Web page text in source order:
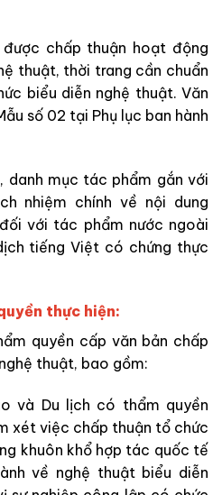
chấp thuận hoạt động
thuật, thời trang cần chuẩn
biểu diễn nghệ thuật. Văn
số 02 tại Phụ lục ban hành
danh mục tác phẩm gắn với
nhiệm chính về nội dung
với tác phẩm nước ngoài
tiếng Việt có chứng thực
thực hiện:
quyền cấp văn bản chấp
thuật, bao gồm:
và Du lịch có thẩm quyền
xét việc chấp thuận tổ chức
khuôn khổ hợp tác quốc tế
về nghệ thuật biểu diễn